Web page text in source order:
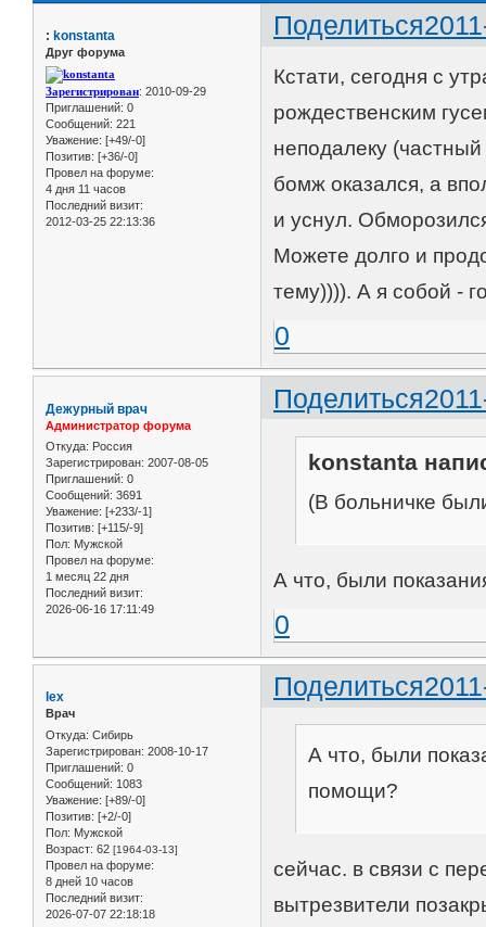
Поделиться
: konstanta
Друг форума
Зарегистрирован: 2010-09-29
Приглашений: 0
Сообщений: 221
Уважение: [+49/-0]
Позитив: [+36/-0]
Провел на форуме:
4 дня 11 часов
Последний визит:
2012-03-25 22:13:36
Кстати, сегодня с
рождественским
неподалеку
бомж оказался, а
и уснул.
Можете долго и
тему)))). А я собой -
0
Поделиться
Дежурный врач
Администратор форума
Откуда: Россия
Зарегистрирован: 2007-08-05
Приглашений: 0
Сообщений: 3691
Уважение: [+233/-1]
Позитив: [+115/-9]
Пол: Мужской
Провел на форуме:
1 месяц 22 дня
Последний визит:
2026-06-16 17:11:49
konstanta
(В больничке
А что, были
0
Поделиться
lex
Врач
Откуда: Сибирь
Зарегистрирован: 2008-10-17
Приглашений: 0
Сообщений: 1083
Уважение: [+89/-0]
Позитив: [+2/-0]
Пол: Мужской
Возраст: 62 [1964-03-13]
Провел на форуме:
8 дней 10 часов
Последний визит:
2026-07-07 22:18:18
А что, были
помощи?
сейчас. в связи с
вытрезвители